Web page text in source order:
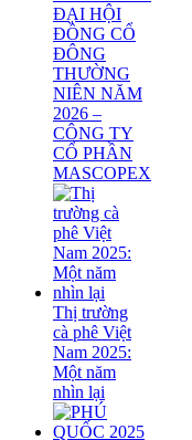
ĐẠI HỘI
ĐỒNG CỔ
ĐÔNG
THƯỜNG
NIÊN NĂM
2026 –
CÔNG TY
CỔ PHẦN
MASCOPEX
Thị trường
cà phê Việt
Nam 2025:
Một năm
nhìn lại